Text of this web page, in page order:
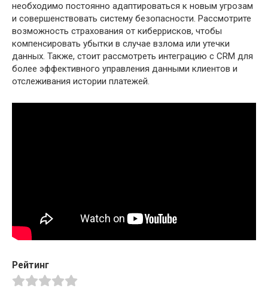
необходимо постоянно адаптироваться к новым угрозам
и совершенствовать систему безопасности. Рассмотрите
возможность страхования от киберрисков, чтобы
компенсировать убытки в случае взлома или утечки
данных. Также, стоит рассмотреть интеграцию с CRM для
более эффективного управления данными клиентов и
отслеживания истории платежей.
Рейтинг